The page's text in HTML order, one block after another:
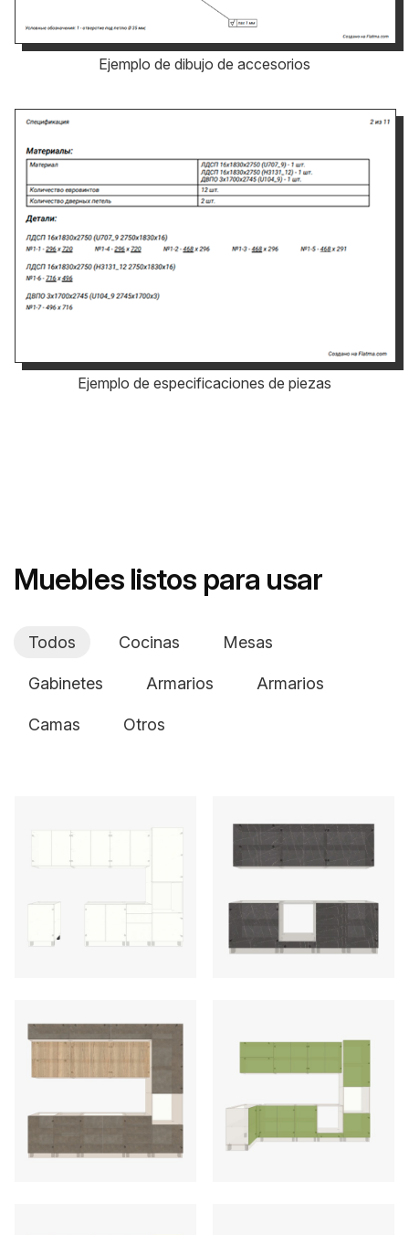
Ejemplo de dibujo de accesorios
Ejemplo de especificaciones de piezas
Muebles listos para usar
Todos Cocinas Mesas
Gabinetes Armarios Armarios
Camas Otros